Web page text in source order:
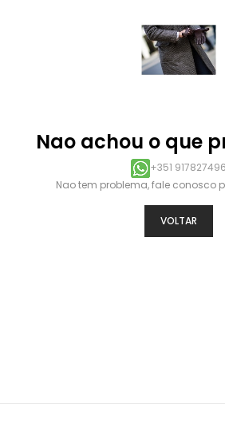
Nao achou o que
+351 917827496
Nao tem problema, fale conosco
VOLTAR